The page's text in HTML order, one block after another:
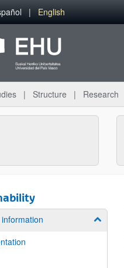
English
Structure Research
Show/